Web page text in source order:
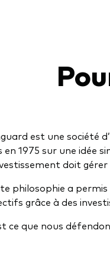
est une société
en 1975 sur une idée
doit
philosophie a permis
grâce à des
ce que nous